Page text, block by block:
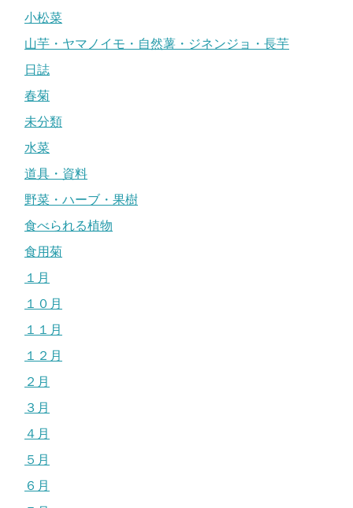
小松菜
山芋・ヤマノイモ・自然薯・ジネンジョ・長芋
日誌
春菊
未分類
水菜
道具・資料
野菜・ハーブ・果樹
食べられる植物
食用菊
１月
１０月
１１月
１２月
２月
３月
４月
５月
６月